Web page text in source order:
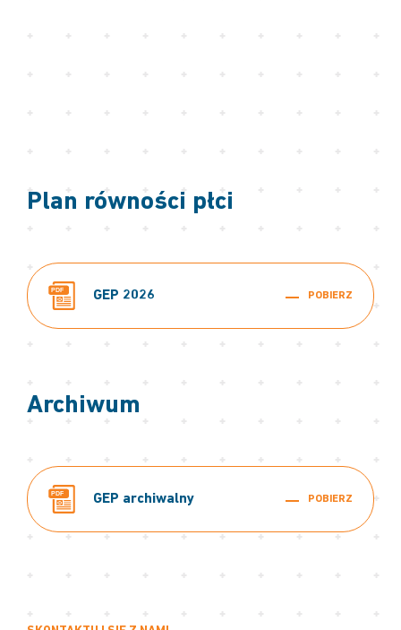
Plan równości płci
PDF GEP 2026 POBIERZ
Archiwum
PDF GEP archiwalny POBIERZ